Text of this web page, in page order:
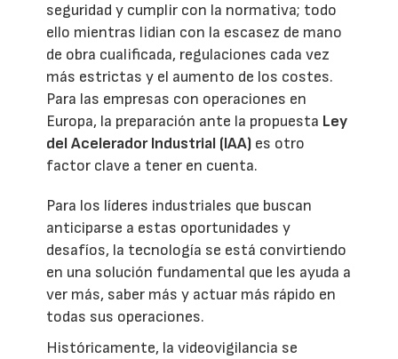
seguridad y cumplir con la normativa; todo
ello mientras lidian con la escasez de mano
de obra cualificada, regulaciones cada vez
más estrictas y el aumento de los costes.
Para las empresas con operaciones en
Europa, la preparación ante la propuesta Ley
del Acelerador Industrial (IAA) es otro
factor clave a tener en cuenta.
Para los líderes industriales que buscan
anticiparse a estas oportunidades y
desafíos, la tecnología se está convirtiendo
en una solución fundamental que les ayuda a
ver más, saber más y actuar más rápido en
todas sus operaciones.
Históricamente, la videovigilancia se